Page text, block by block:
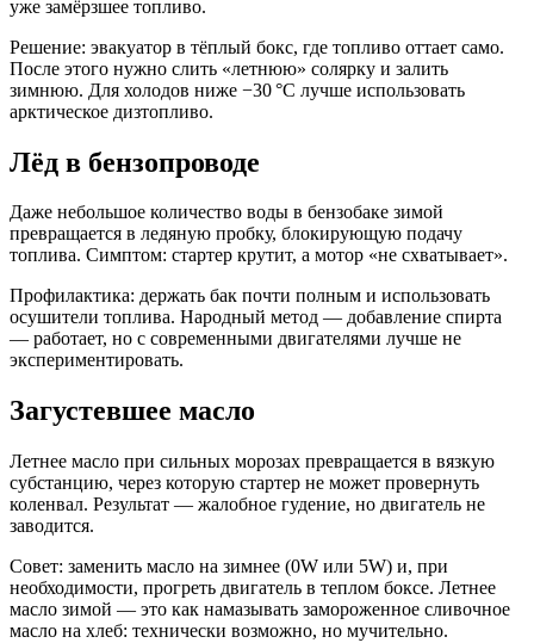
уже замёрзшее топливо.
Решение: эвакуатор в тёплый бокс, где топливо оттает само.
После этого нужно слить «летнюю» солярку и залить
зимнюю. Для холодов ниже −30 °C лучше использовать
арктическое дизтопливо.
Лёд в бензопроводе
Даже небольшое количество воды в бензобаке зимой
превращается в ледяную пробку, блокирующую подачу
топлива. Симптом: стартер крутит, а мотор «не схватывает».
Профилактика: держать бак почти полным и использовать
осушители топлива. Народный метод — добавление спирта
— работает, но с современными двигателями лучше не
экспериментировать.
Загустевшее масло
Летнее масло при сильных морозах превращается в вязкую
субстанцию, через которую стартер не может провернуть
коленвал. Результат — жалобное гудение, но двигатель не
заводится.
Совет: заменить масло на зимнее (0W или 5W) и, при
необходимости, прогреть двигатель в теплом боксе. Летнее
масло зимой — это как намазывать замороженное сливочное
масло на хлеб: технически возможно, но мучительно.